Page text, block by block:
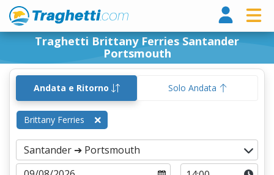
Traghetti Brittany Ferries Santander
Portsmouth
Andata e Ritorno Solo Andata
Brittany Ferries